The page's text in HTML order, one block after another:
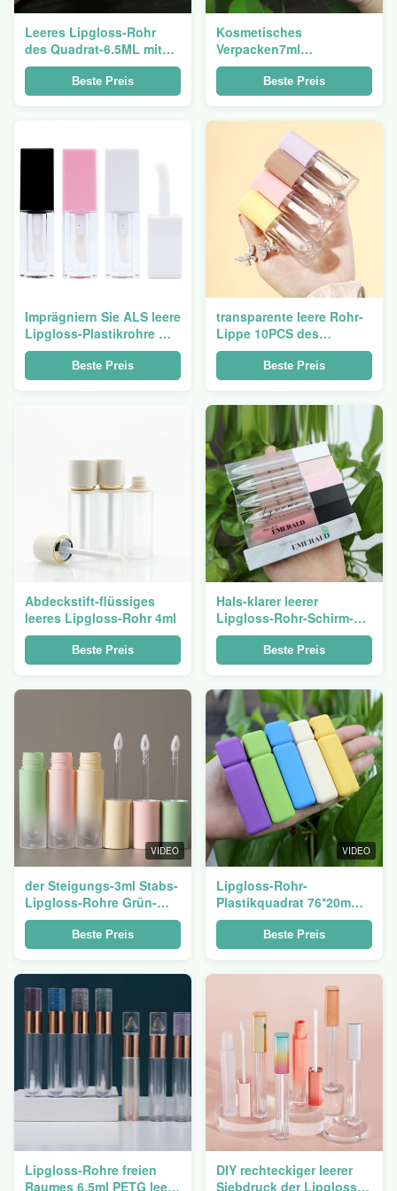
Leeres Lipgloss-Rohr
des Quadrat-6.5ML mit
Logo Small Batch
Customization
Beste Preis
Kosmetisches
Verpacken7ml
personifizierte leeren
Lipgloss-Rohr-Siebdruck
Beste Preis
Imprägniern Sie ALS leere
Lipgloss-Plastikrohre mit
Stab 3.5ml 5ml 6ml
Beste Preis
transparente leere Rohr-
Lippe 10PCS des
Lipgloss-6ml mit großem
Beste Preis
Abdeckstift-flüssiges
leeres Lipgloss-Rohr 4ml
Beste Preis
Hals-klarer leerer
Lipgloss-Rohr-Schirm-
Seidendruck des
Schwarz-7mlBeste Preis
VIDEO
der Steigungs-3ml Stabs-
Lipgloss-Rohre Grün-
gelbe des Rosa-PETG
klare 92*20mm
Beste Preis
VIDEO
Lipgloss-Rohr-
Plastikquadrat 76*20mm
der Eigenmarken-6ml
GummileeresBeste Preis
Lipgloss-Rohre freien
Raumes 6.5ml PETG leere
DIY rechteckiger leerer
Siebdruck der Lipgloss-